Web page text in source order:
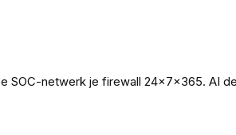
SOC-netwerk je firewall 24×7×365. AI